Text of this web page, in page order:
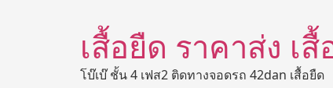
เสื้อยืด ราคาส่ง เ
โบ๊เบ๊ ชั้น 4 เฟส2 ติดทางจอดรถ 42dan เสื้อยืด